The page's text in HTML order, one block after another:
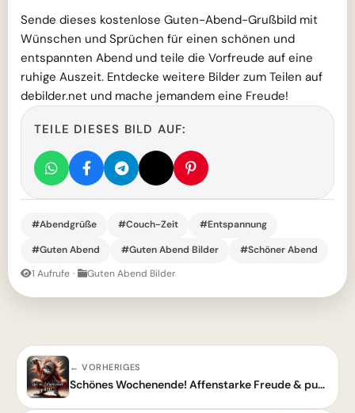
Sende dieses kostenlose Guten-Abend-Grußbild mit
Wünschen und Sprüchen für einen schönen und
entspannten Abend und teile die Vorfreude auf eine
ruhige Auszeit. Entdecke weitere Bilder zum Teilen auf
debilder.net und mache jemandem eine Freude!
TEILE DIESES BILD AUF:
#Abendgrüße #Couch-Zeit
#Entspannung
#Guten Abend
#Guten Abend Bilder
#Schöner Abend
1 Aufrufe · Guten Abend Bilder
← VORHERIGES
Schönes Wochenende! Affenstarke Freude & pure Energie für deine freien Tage.